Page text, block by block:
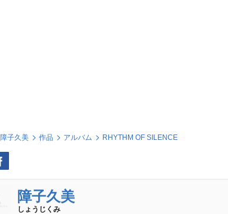
障子久美 作品 アルバム RHYTHM OF SILENCE
障子久美
しょうじくみ